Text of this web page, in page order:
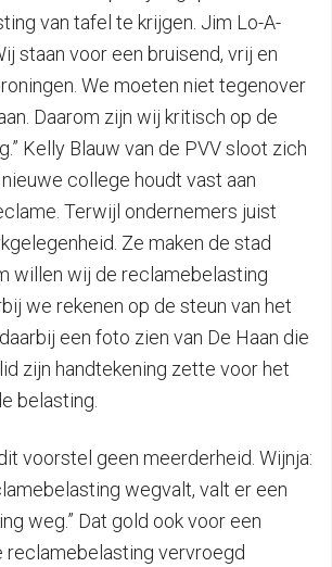
van tafel te krijgen. Jim Lo-A-
staan voor een bruisend, vrij en
We moeten niet tegenover
Daarom zijn wij kritisch op de
Kelly Blauw van de PVV sloot zich
nieuwe college houdt vast aan
Terwijl ondernemers juist
Ze maken de stad
willen wij de reclamebelasting
we rekenen op de steun van het
een foto zien van De Haan die
zijn handtekening zette voor het
belasting.
voorstel geen meerderheid. Wijnja:
wegvalt, valt er een
weg.” Dat gold ook voor een
reclamebelasting vervroegd